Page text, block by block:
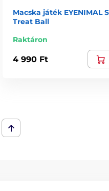
Macska játék EYENIMAL
Treat Ball
Raktáron
4 990 Ft